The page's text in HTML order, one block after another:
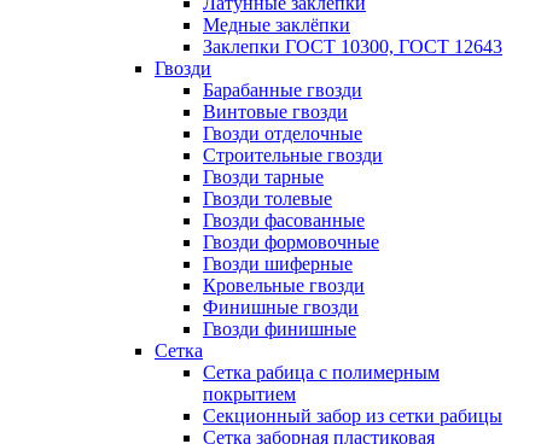
Медные заклёпки
Заклепки ГОСТ 10300, ГОСТ 12643
Гвозди
Барабанные гвозди
Винтовые гвозди
Гвозди отделочные
Строительные гвозди
Гвозди тарные
Гвозди толевые
Гвозди фасованные
Гвозди формовочные
Гвозди шиферные
Кровельные гвозди
Финишные гвозди
Гвозди финишные
Сетка
Сетка рабица с полимерным
покрытием
Секционный забор из сетки рабицы
Сетка заборная пластиковая